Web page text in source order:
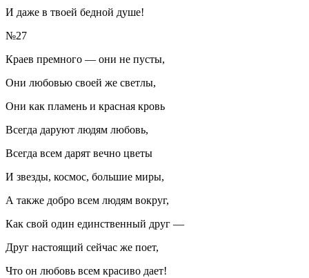
И даже в твоей бедной душе!
№27
Краев премного — они не пусты,
Они любовью своей же светлы,
Они как пламень и красная кровь
Всегда даруют людям любовь,
Всегда всем дарят вечно цветы
И звезды, космос, большие миры,
А также добро всем людям вокруг,
Как свой один единственный друг —
Друг настоящий сейчас же поет,
Что он любовь всем красиво дает!